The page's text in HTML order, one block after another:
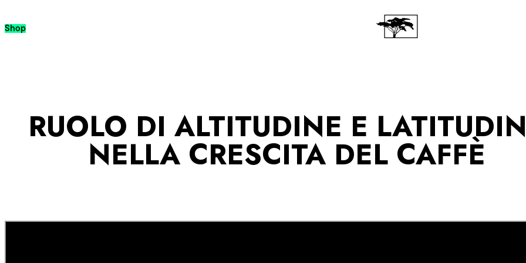
Passa al contenuto
Shop
RUOLO DI ALTITUDINE E
NELLA CRESCITA DEL CAFFÈ